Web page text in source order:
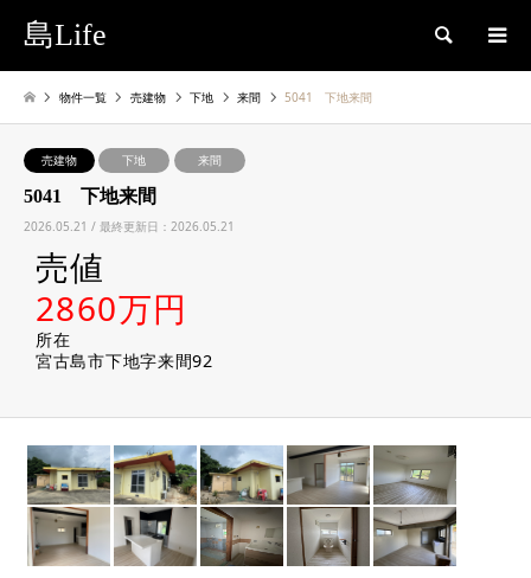
島Life 検索
物件一覧 売建物 下地 来間 5041 下地来間
売建物 下地 来間
5041 下地来間
2026.05.21 / 最終更新日：2026.05.21
売値
2860万円
所在
宮古島市下地字来間92